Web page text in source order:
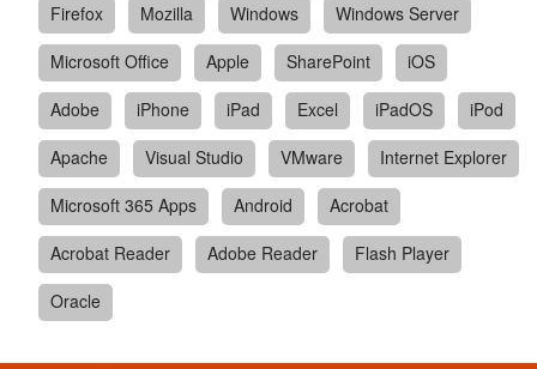
Firefox
Mozilla Windows
Windows Server
Microsoft Office
Apple SharePoint
iOS
Adobe
iPhone iPad Excel iPadOS
iPod
Apache
Visual Studio VMware
Internet Explorer
Microsoft 365 Apps
Android
Acrobat
Acrobat Reader
Adobe Reader
Flash Player
Oracle